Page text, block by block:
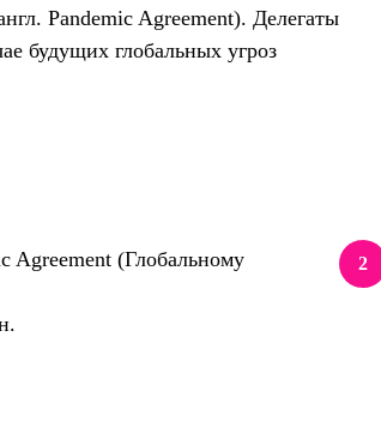
Pandemic Agreement). Делегаты
будущих глобальных угроз
Agreement (Глобальному
2